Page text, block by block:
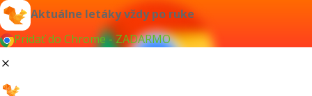
Aktuálne letáky vždy po ruke
Pridať do Chrome - ZADARMO